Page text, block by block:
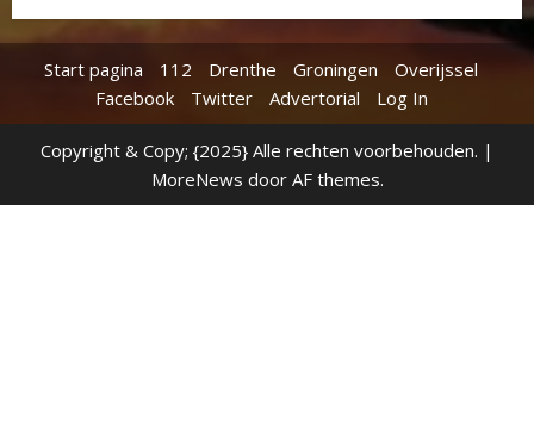
Start pagina 112 Drenthe Groningen
Overijssel
Facebook
Twitter Advertorial Log In
Copyright & Copy; {2025} Alle rechten voorbehouden. |
MoreNews door AF themes.